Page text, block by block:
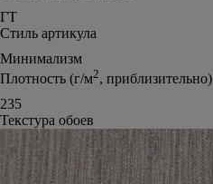
ГТ
Стиль артикула
Минимализм
Плотность (г/м2, приблизительно)
235
Текстура обоев